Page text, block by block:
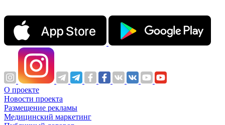
О проекте
Новости проекта
Размещение рекламы
Медицинский маркетинг